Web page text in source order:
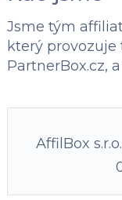
Jsme tým
který
PartnerBox.cz,
AffilBox